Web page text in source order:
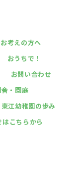
考えの方へ
おうちで！
お問い合わせ
舎・園庭
東江幼稚園の歩み
こちらから